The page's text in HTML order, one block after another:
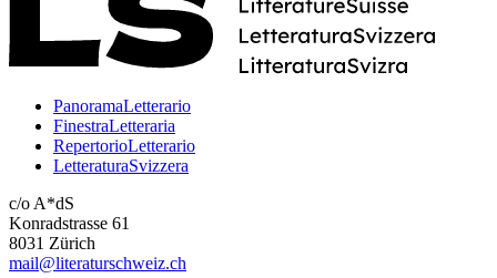
PanoramaLetterario
FinestraLetteraria
RepertorioLetterario
LetteraturaSvizzera
c/o A*dS
Konradstrasse 61
8031 Zürich
mail@literaturschweiz.ch